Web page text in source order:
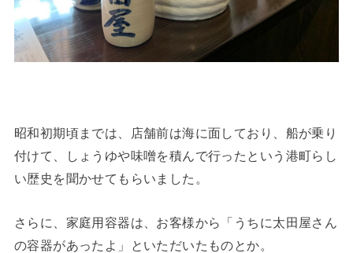
昭和初期頃までは、店舗前は海に面しており、船が乗り
付けて、しょうゆや味噌を積んで行ったという港町らし
い歴史を聞かせてもらいました。
さらに、家庭用容器は、お客様から「うちに太田屋さん
の容器があったよ」といただいたものとか。